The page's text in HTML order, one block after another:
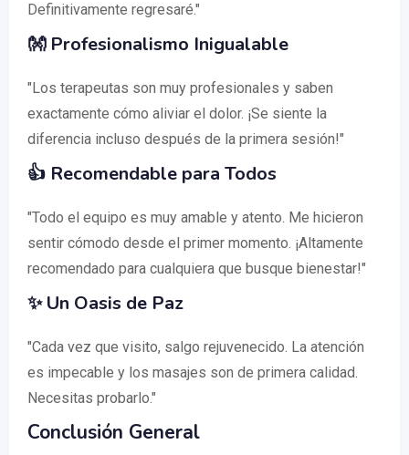
Definitivamente regresaré."
👐 Profesionalismo Inigualable
"Los terapeutas son muy profesionales y saben
exactamente cómo aliviar el dolor. ¡Se siente la
diferencia incluso después de la primera sesión!"
👍 Recomendable para Todos
"Todo el equipo es muy amable y atento. Me hicieron
sentir cómodo desde el primer momento. ¡Altamente
recomendado para cualquiera que busque bienestar!"
✨Un Oasis de Paz
"Cada vez que visito, salgo rejuvenecido. La atención
es impecable y los masajes son de primera calidad.
Necesitas probarlo."
Conclusión General